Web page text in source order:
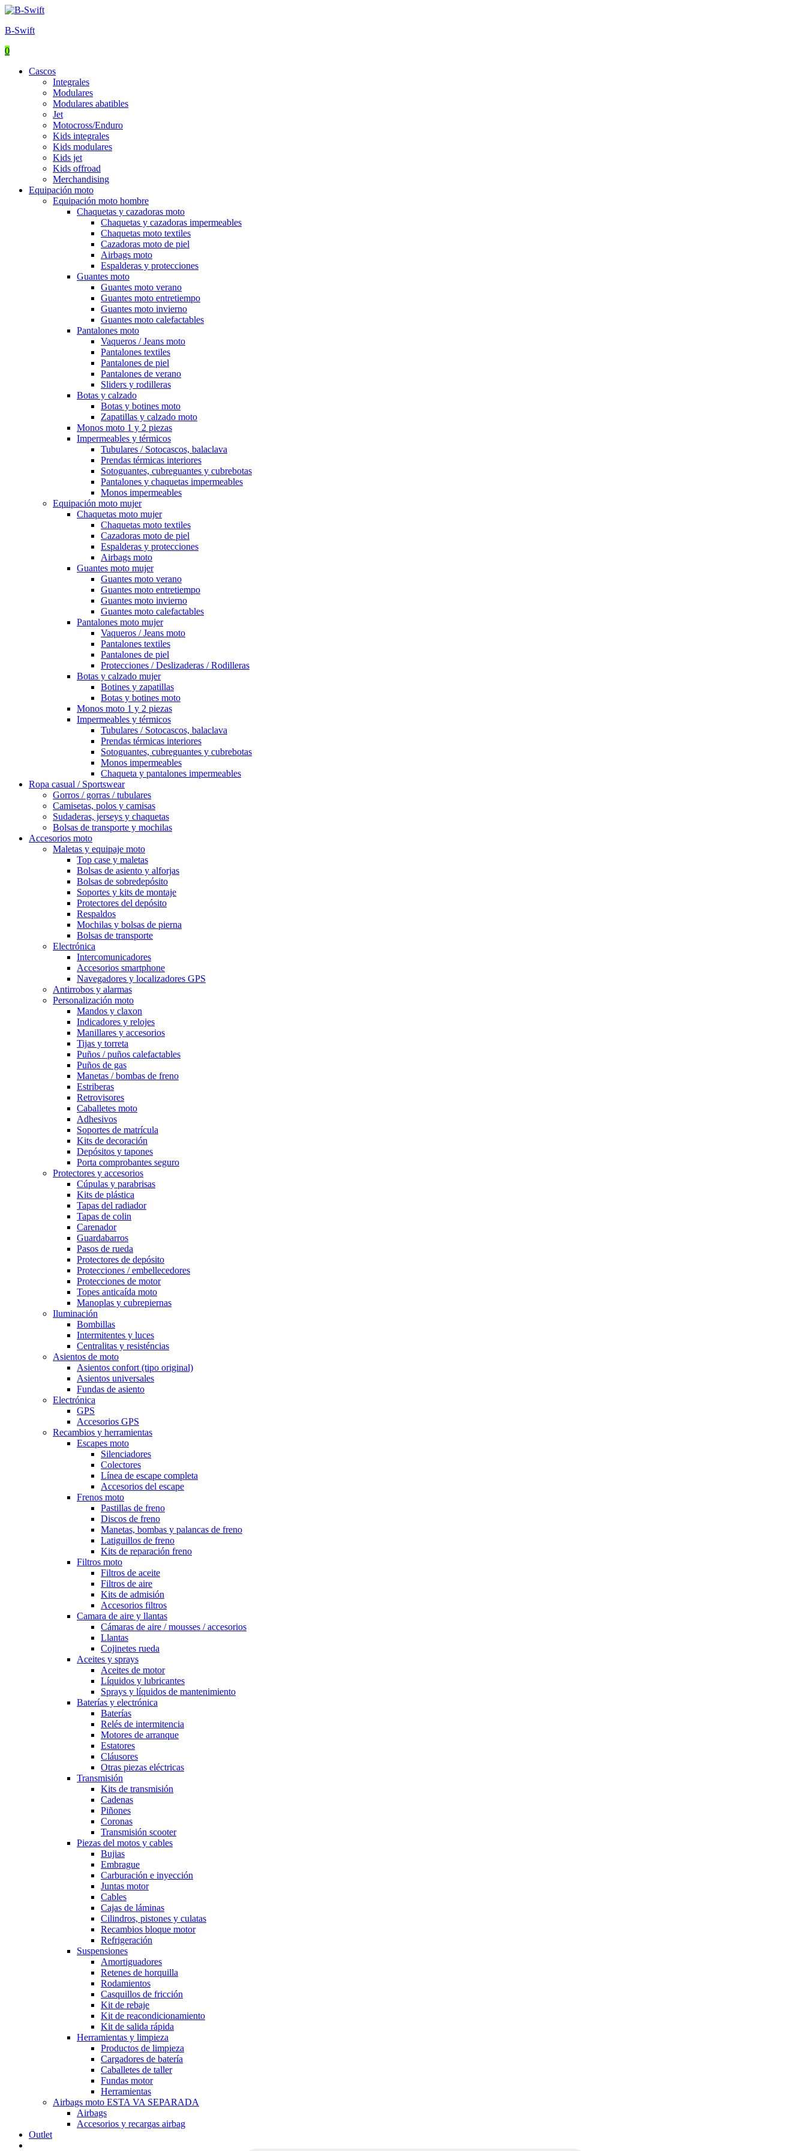
B-Swift
0
Cascos
Integrales
Modulares
Modulares abatibles
Jet
Motocross/Enduro
Kids integrales
Kids modulares
Kids jet
Kids offroad
Merchandising
Equipación moto
Equipación moto hombre
Chaquetas y cazadoras moto
Chaquetas y cazadoras impermeables
Chaquetas moto textiles
Cazadoras moto de piel
Airbags moto
Espalderas y protecciones
Guantes moto
Guantes moto verano
Guantes moto entretiempo
Guantes moto invierno
Guantes moto calefactables
Pantalones moto
Vaqueros / Jeans moto
Pantalones textiles
Pantalones de piel
Pantalones de verano
Sliders y rodilleras
Botas y calzado
Botas y botines moto
Zapatillas y calzado moto
Monos moto 1 y 2 piezas
Impermeables y térmicos
Tubulares / Sotocascos, balaclava
Prendas térmicas interiores
Sotoguantes, cubreguantes y cubrebotas
Pantalones y chaquetas impermeables
Monos impermeables
Equipación moto mujer
Chaquetas moto mujer
Chaquetas moto textiles
Cazadoras moto de piel
Espalderas y protecciones
Airbags moto
Guantes moto mujer
Guantes moto verano
Guantes moto entretiempo
Guantes moto invierno
Guantes moto calefactables
Pantalones moto mujer
Vaqueros / Jeans moto
Pantalones textiles
Pantalones de piel
Protecciones / Deslizaderas / Rodilleras
Botas y calzado mujer
Botines y zapatillas
Botas y botines moto
Monos moto 1 y 2 piezas
Impermeables y térmicos
Tubulares / Sotocascos, balaclava
Prendas térmicas interiores
Sotoguantes, cubreguantes y cubrebotas
Monos impermeables
Chaqueta y pantalones impermeables
Ropa casual / Sportswear
Gorros / gorras / tubulares
Camisetas, polos y camisas
Sudaderas, jerseys y chaquetas
Bolsas de transporte y mochilas
Accesorios moto
Maletas y equipaje moto
Top case y maletas
Bolsas de asiento y alforjas
Bolsas de sobredepósito
Soportes y kits de montaje
Protectores del depósito
Respaldos
Mochilas y bolsas de pierna
Bolsas de transporte
Electrónica
Intercomunicadores
Accesorios smartphone
Navegadores y localizadores GPS
Antirrobos y alarmas
Personalización moto
Mandos y claxon
Indicadores y relojes
Manillares y accesorios
Tijas y torreta
Puños / puños calefactables
Puños de gas
Manetas / bombas de freno
Estriberas
Retrovisores
Caballetes moto
Adhesivos
Soportes de matrícula
Kits de decoración
Depósitos y tapones
Porta comprobantes seguro
Protectores y accesorios
Cúpulas y parabrisas
Kits de plástica
Tapas del radiador
Tapas de colin
Carenador
Guardabarros
Pasos de rueda
Protectores de depósito
Protecciones / embellecedores
Protecciones de motor
Topes anticaída moto
Manoplas y cubrepiernas
Iluminación
Bombillas
Intermitentes y luces
Centralitas y resisténcias
Asientos de moto
Asientos confort (tipo original)
Asientos universales
Fundas de asiento
Electrónica
GPS
Accesorios GPS
Recambios y herramientas
Escapes moto
Silenciadores
Colectores
Línea de escape completa
Accesorios del escape
Frenos moto
Pastillas de freno
Discos de freno
Manetas, bombas y palancas de freno
Latiguillos de freno
Kits de reparación freno
Filtros moto
Filtros de aceite
Filtros de aire
Kits de admisión
Accesorios filtros
Camara de aire y llantas
Cámaras de aire / mousses / accesorios
Llantas
Cojinetes rueda
Aceites y sprays
Aceites de motor
Líquidos y lubricantes
Sprays y líquidos de mantenimiento
Baterías y electrónica
Baterías
Relés de intermitencia
Motores de arranque
Estatores
Cláusores
Otras piezas eléctricas
Transmisión
Kits de transmisión
Cadenas
Piñones
Coronas
Transmisión scooter
Piezas del motos y cables
Bujias
Embrague
Carburación e inyección
Juntas motor
Cables
Cajas de láminas
Cilindros, pistones y culatas
Recambios bloque motor
Refrigeración
Suspensiones
Amortiguadores
Retenes de horquilla
Rodamientos
Casquillos de fricción
Kit de rebaje
Kit de reacondicionamiento
Kit de salida rápida
Herramientas y limpieza
Productos de limpieza
Cargadores de batería
Caballetes de taller
Fundas motor
Herramientas
Airbags moto ESTA VA SEPARADA
Airbags
Accesorios y recargas airbag
Outlet